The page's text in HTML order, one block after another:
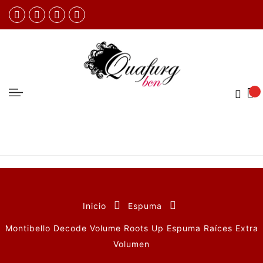
Inicio Espuma
Montibello Decode Volume Roots Up Espuma Raíces Extra
Volumen